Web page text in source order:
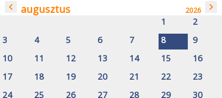
navigate_before augusztus 2026 navigate_next
1
2
3
4 5 6 7 8
9
10
11 12 13 14 15
16
17
18 19 20 21 22
23
24
25 26 27 28 29 30